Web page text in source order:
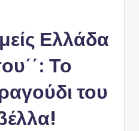
Ελλάδα
Το
του